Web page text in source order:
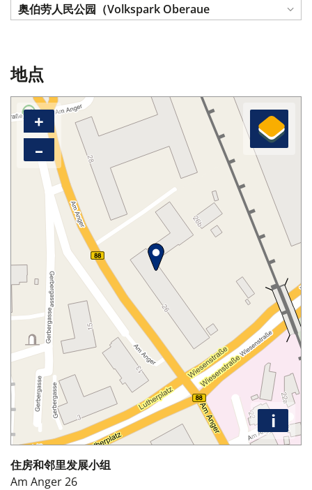
奥伯劳人民公园（Volkspark Oberaue
地点
+
–
i
住房和邻里发展小组
Am Anger 26